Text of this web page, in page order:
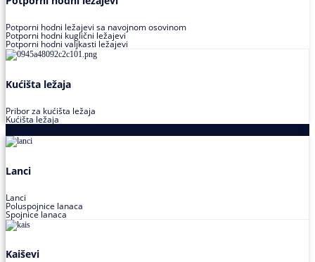
Potporni hodni ležajevi sa navojnom osovinom
Potporni hodni kuglični ležajevi
Potporni hodni valjkasti ležajevi
Kućišta ležaja
Pribor za kućišta ležaja
Kućišta ležaja
Lanci
Lanci
Poluspojnice lanaca
Spojnice lanaca
Kaiševi